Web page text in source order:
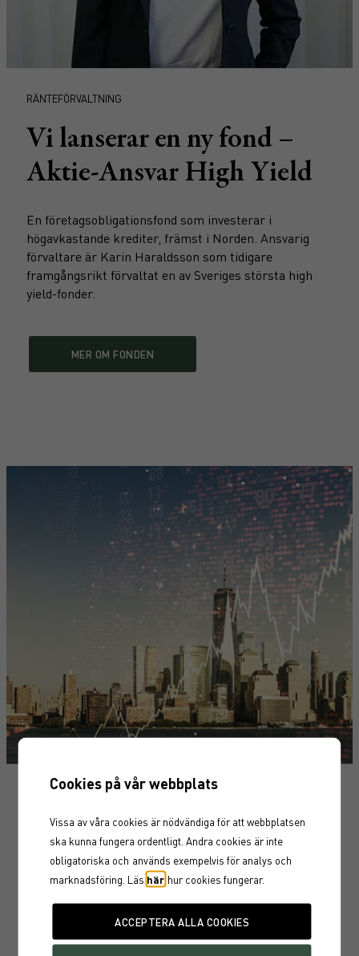
RÄNTEFÖRVALTNING
Vi lanserar en ny fond –
Aktie-Ansvar High Yield
En företagsobligationsfond som investerar i
högavkastande krediter, främst i Norden. Ansvarig
förvaltare är Karin Haraldsson som tidigare
framgångsrikt förvaltat en av Sveriges största high
yield-fonder.
MER OM FONDEN
Geopolitisk oro pressar
marknaden
Finansiella marknader har hittills visat
motståndskraft. Den senaste tidens eskalation i
Mellanöstern har dock åter satt riskbilden i fokus och
Cookies på vår webbplats
Vissa av våra cookies är nödvändiga för att webbplatsen
ska kunna fungera ordentligt. Andra cookies är inte
obligatoriska och används exempelvis för analys och
marknadsföring. Läs här hur cookies fungerar.